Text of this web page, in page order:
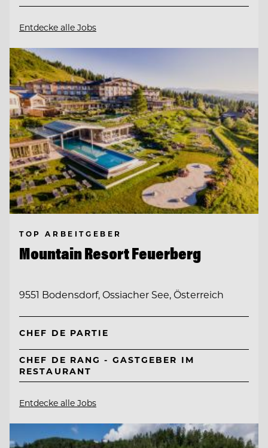
Entdecke alle Jobs
TOP ARBEITGEBER
Mountain Resort Feuerberg
9551 Bodensdorf, Ossiacher See, Österreich
CHEF DE PARTIE
CHEF DE RANG - GASTGEBER IM
RESTAURANT
Entdecke alle Jobs